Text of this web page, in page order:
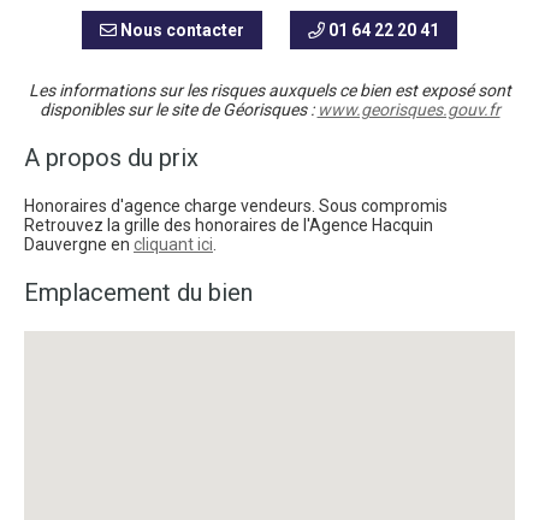
Nous contacter 01 64 22 20 41
Les informations sur les risques auxquels ce bien est exposé sont
disponibles sur le site de Géorisques : www.georisques.gouv.fr
A propos du prix
Honoraires d'agence charge vendeurs. Sous compromis
Retrouvez la grille des honoraires de l'Agence Hacquin
Dauvergne en cliquant ici
Emplacement du bien